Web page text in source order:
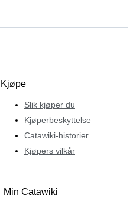
Kjøpe
Slik kjøper du
Kjøperbeskyttelse
Catawiki-historier
Kjøpers vilkår
Min Catawiki